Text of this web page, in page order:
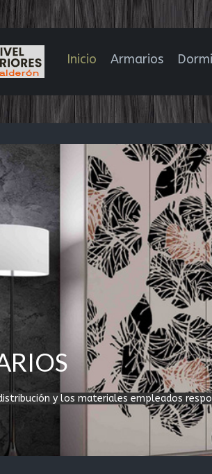
Inicio Armarios
y los materiales empleados